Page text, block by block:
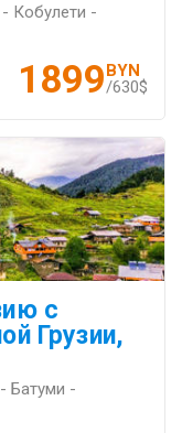
Кобулети -
1899 BYN
/630$
с
Грузии,
Батуми -